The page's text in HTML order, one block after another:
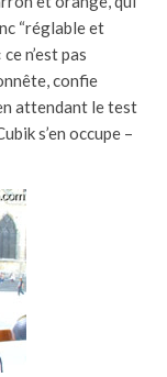
“réglable et
n’est pas
confie
attendant le test
s’en occupe –